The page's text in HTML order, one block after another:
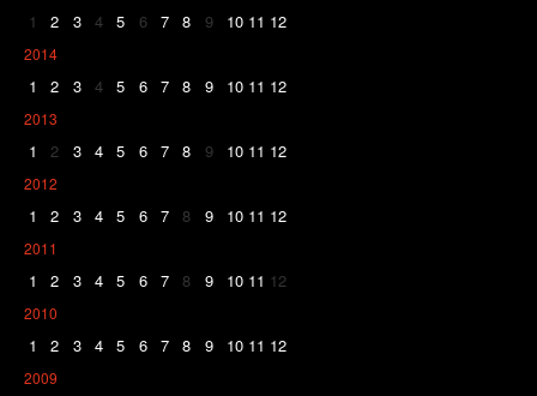
1 2 3 4 5 6 7 8 9 10 11 12
2014
1 2 3 4 5 6 7 8 9 10 11 12
2013
1 2 3 4 5 6 7 8 9 10 11 12
2012
1 2 3 4 5 6 7 8 9 10 11 12
2011
1 2 3 4 5 6 7 8 9 10 11 12
2010
1 2 3 4 5 6 7 8 9 10 11 12
2009